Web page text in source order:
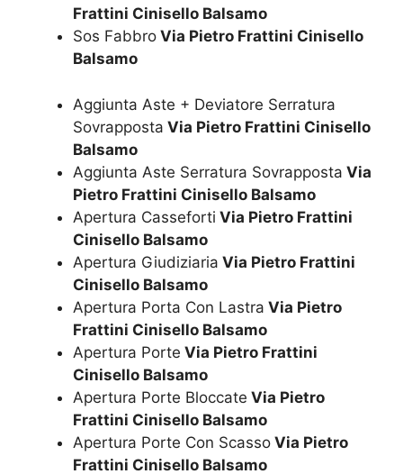
Frattini Cinisello Balsamo
Sos Fabbro Via Pietro Frattini Cinisello
Balsamo
Aggiunta Aste + Deviatore Serratura
Sovrapposta Via Pietro Frattini Cinisello
Balsamo
Aggiunta Aste Serratura Sovrapposta Via
Pietro Frattini Cinisello Balsamo
Apertura Casseforti Via Pietro Frattini
Cinisello Balsamo
Apertura Giudiziaria Via Pietro Frattini
Cinisello Balsamo
Apertura Porta Con Lastra Via Pietro
Frattini Cinisello Balsamo
Apertura Porte Via Pietro Frattini
Cinisello Balsamo
Apertura Porte Bloccate Via Pietro
Frattini Cinisello Balsamo
Apertura Porte Con Scasso Via Pietro
Frattini Cinisello Balsamo